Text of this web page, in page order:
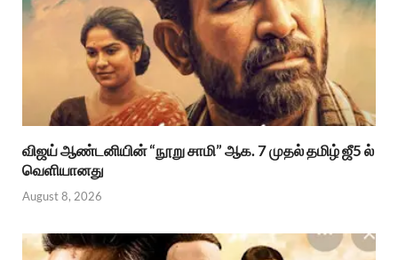
விஜய் ஆண்டனியின் “நூறு சாமி” ஆக. 7 முதல் தமிழ் ஜீ5 ல்
வெளியானது
August 8, 2026